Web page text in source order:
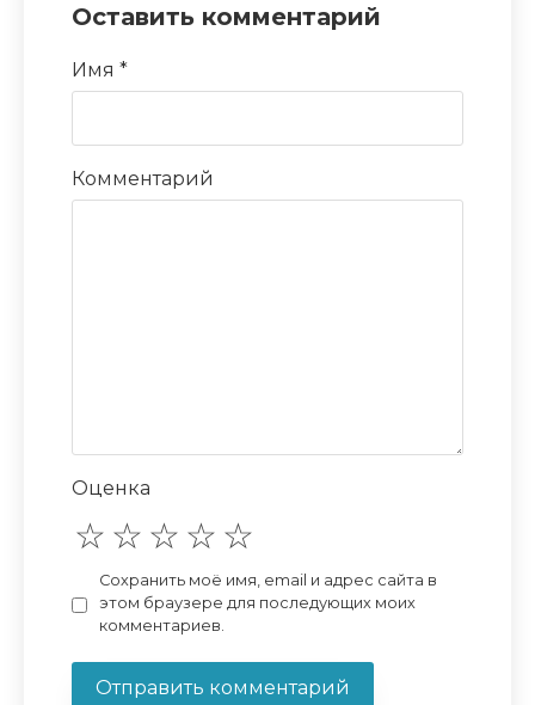
Оставить комментарий
Имя *
Комментарий
Оценка
Сохранить моё имя, email и адрес сайта в
этом браузере для последующих моих
комментариев.